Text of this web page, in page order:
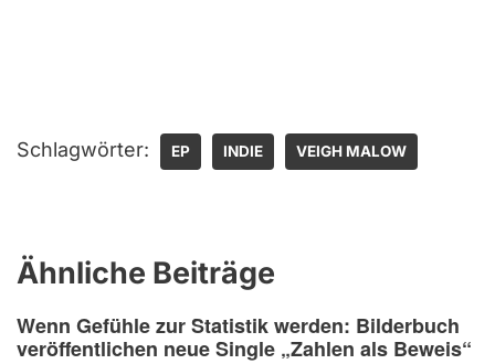
Schlagwörter: EP INDIE VEIGH MALOW
Ähnliche Beiträge
Wenn Gefühle zur Statistik werden: Bilderbuch
veröffentlichen neue Single „Zahlen als Beweis“